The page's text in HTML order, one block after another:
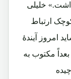
خلیلی
ارتباط
امروز آیندۀ
مکتوب به